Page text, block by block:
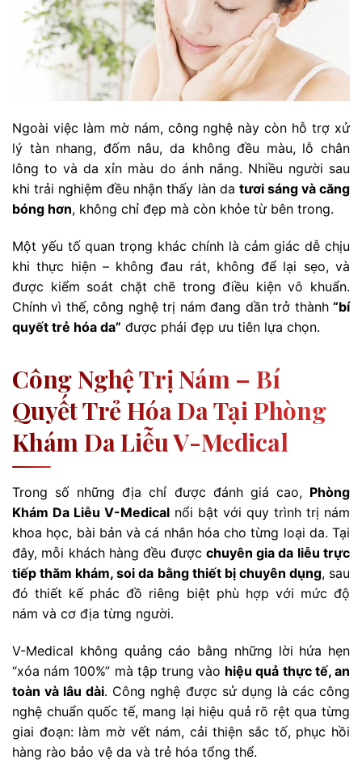
Ngoài việc làm mờ nám, công nghệ này còn hỗ trợ xử
lý tàn nhang, đốm nâu, da không đều màu, lỗ chân
lông to và da xỉn màu do ánh nắng. Nhiều người sau
khi trải nghiệm đều nhận thấy làn da tươi sáng và căng
bóng hơn, không chỉ đẹp mà còn khỏe từ bên trong.
Một yếu tố quan trọng khác chính là cảm giác dễ chịu
khi thực hiện – không đau rát, không để lại sẹo, và
được kiểm soát chặt chẽ trong điều kiện vô khuẩn.
Chính vì thế, công nghệ trị nám đang dần trở thành “bí
quyết trẻ hóa da” được phái đẹp ưu tiên lựa chọn.
Công Nghệ Trị Nám – Bí
Quyết Trẻ Hóa Da Tại Phòng
Khám Da Liễu V-Medical
Trong số những địa chỉ được đánh giá cao, Phòng
Khám Da Liễu V-Medical nổi bật với quy trình trị nám
khoa học, bài bản và cá nhân hóa cho từng loại da. Tại
đây, mỗi khách hàng đều được chuyên gia da liễu trực
tiếp thăm khám, soi da bằng thiết bị chuyên dụng, sau
đó thiết kế phác đồ riêng biệt phù hợp với mức độ
nám và cơ địa từng người.
V-Medical không quảng cáo bằng những lời hứa hẹn
“xóa nám 100%” mà tập trung vào hiệu quả thực tế, an
toàn và lâu dài. Công nghệ được sử dụng là các công
nghệ chuẩn quốc tế, mang lại hiệu quả rõ rệt qua từng
giai đoạn: làm mờ vết nám, cải thiện sắc tố, phục hồi
hàng rào bảo vệ da và trẻ hóa tổng thể.